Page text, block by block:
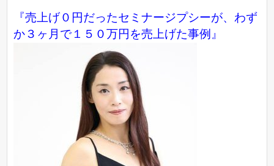
『売上げ０円だったセミナージプシーが、わず
か３ヶ月で１５０万円を売上げた事例』